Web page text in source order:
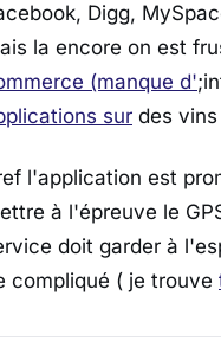
Digg,
la encore on est
(manque d'
sur des
l'application est
à l'épreuve le
doit garder à
compliqué ( je trouve